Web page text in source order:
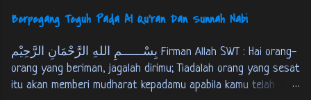
Abu Hurairah bahwasanya Rasulullah SAW bersabda, "Nabi
Ibrahim AS berkhitan setelah berusia delapan puluh tahun
dan beliau khitan dengan menggunakan kampak”. [HR. Bukhari
juz 7, hal. 143] عَنْ اَبِي هُرَيْرَةَ قَالَ: قَالَ رَسُوْلُ اللهِ ص:
اخْتَتَنَ اِبْرَاهِيْمُ النَّبِيُّ عَلَيْهِ السَّلاَمُ وَ هُوَ ابْنُ ثَمَانِيْنَ سَنَةً
بِالْقَدُوْمِ. مسلم 4: 1839 Dari Abu Hurairah, ia berkata;
Berpegang Teguh Pada Al Qu'ran Dan Sunnah Nabi
بِسْــــــمِ اللهِ الرَّحْمَانِ الرَّحِيْم Firman Allah SWT : Hai orang-
orang yang beriman, jagalah dirimu; Tiadalah orang yang sesat
itu akan memberi mudharat kepadamu apabila kamu telah